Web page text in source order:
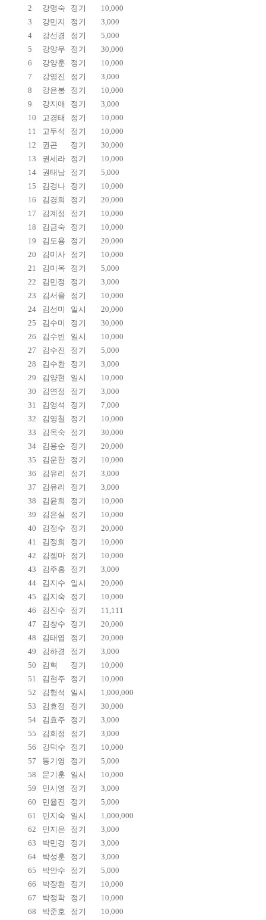
2
강명숙 정기
10,000
3
강민지 정기
3,000
4
강선경 정기
5,000
5
강양우 정기
30,000
6
강양훈 정기
10,000
7
강영진 정기
3,000
8
강은봉 정기
10,000
9
강지애 정기
3,000
10
고경태 정기
10,000
11
고두석 정기
10,000
12
권곤 정기
30,000
13
권세라 정기
10,000
14
권태남 정기
5,000
15
김경나 정기
10,000
16
김경희 정기
20,000
17
김계정 정기
10,000
18
김금숙 정기
10,000
19
김도용 정기
20,000
20
김미사 정기
10,000
21
김미옥 정기
5,000
22
김민정 정기
3,000
23
김서을 정기
10,000
24
김선미 일시
20,000
25
김수미 정기
30,000
26
김수빈 일시
10,000
27
김수진 정기
5,000
28
김수환 정기
3,000
29
김양현 일시
10,000
30
김연정 정기
3,000
31
김영석 정기
7,000
32
김영철 정기
10,000
33
김옥숙 정기
30,000
34
김용순 정기
20,000
35
김운한 정기
10,000
36
김유리 정기
3,000
37
김유리 정기
3,000
38
김윤희 정기
10,000
39
김은실 정기
10,000
40
김정수 정기
20,000
41
김정희 정기
10,000
42
김젬마 정기
10,000
43
김주홍 정기
3,000
44
김지수 일시
20,000
45
김지숙 정기
10,000
46
김진수 정기
11,111
47
김창수 정기
20,000
48
김태엽 정기
20,000
49
김하경 정기
3,000
50
김혁 정기
10,000
51
김현주 정기
10,000
52
김형석 일시
1,000,000
53
김효정 정기
30,000
54
김효주 정기
3,000
55
김희정 정기
3,000
56
깅덕수 정기
10,000
57
동기영 정기
5,000
58
문기훈 일시
10,000
59
민시영 정기
3,000
60
민율진 정기
5,000
61
민지숙 일시
1,000,000
62
민지은 정기
3,000
63
박민경 정기
3,000
64
박성훈 정기
3,000
65
박안수 정기
5,000
66
박장환 정기
10,000
67
박정학 정기
10,000
68
박준호 정기
10,000